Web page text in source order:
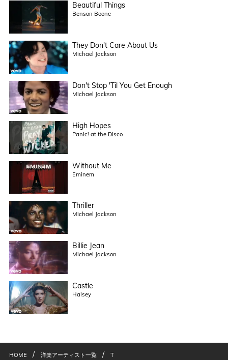
Beautiful Things
Benson Boone
They Don't Care About Us
Michael Jackson
Don't Stop 'Til You Get Enough
Michael Jackson
High Hopes
Panic! at the Disco
Without Me
Eminem
Thriller
Michael Jackson
Billie Jean
Michael Jackson
Castle
Halsey
HOME / 洋楽アーティスト一覧 / T